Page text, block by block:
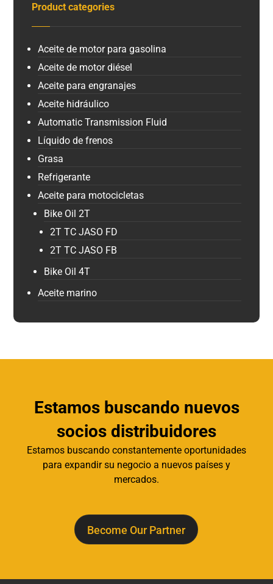
Product categories
Aceite de motor para gasolina
Aceite de motor diésel
Aceite para engranajes
Aceite hidráulico
Automatic Transmission Fluid
Líquido de frenos
Grasa
Refrigerante
Aceite para motocicletas
Bike Oil 2T
2T TC JASO FD
2T TC JASO FB
Bike Oil 4T
Aceite marino
Estamos buscando nuevos
socios distribuidores
Estamos buscando constantemente oportunidades
para expandir su negocio a nuevos países y
mercados.
Become Our Partner